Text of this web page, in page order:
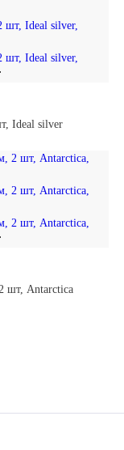
Ideal silver
шт, Antarctica